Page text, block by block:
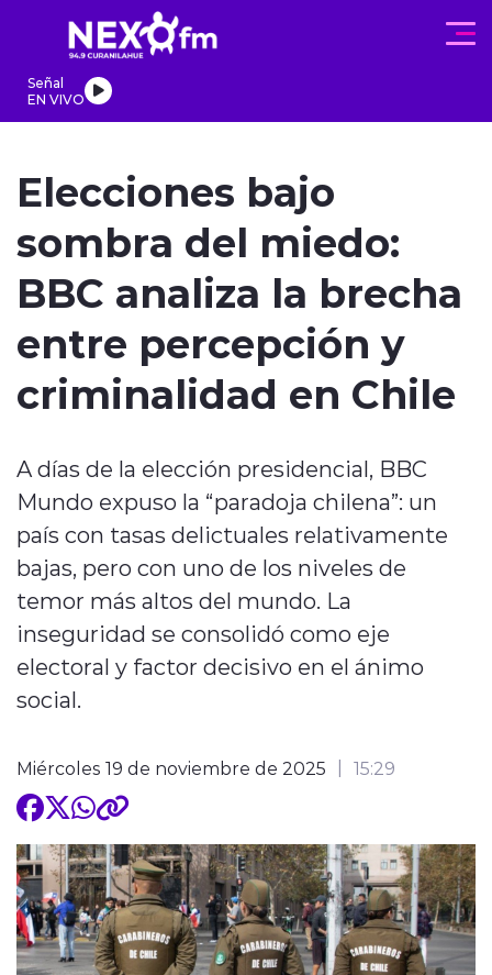
Click acá para ir directamente al contenido
Señal
EN VIVO
modo claro
Elecciones bajo
sombra del miedo:
BBC analiza la brecha
entre percepción y
criminalidad en Chile
A días de la elección presidencial, BBC
Mundo expuso la “paradoja chilena”: un
país con tasas delictuales relativamente
bajas, pero con uno de los niveles de
temor más altos del mundo. La
inseguridad se consolidó como eje
electoral y factor decisivo en el ánimo
social.
Miércoles 19 de noviembre de 2025 15:29